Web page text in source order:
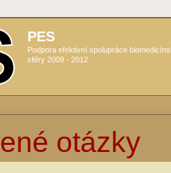
PES
Podpora efektivní spolupráce
sféry 2009 - 2012
otázky